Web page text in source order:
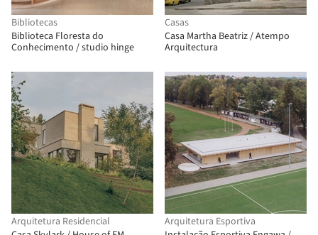
Bibliotecas
Biblioteca Floresta do
Conhecimento / studio hinge
Casas
Casa Martha Beatriz / Atempo
Arquitectura
Arquitetura Residencial
Arquitetura Esportiva